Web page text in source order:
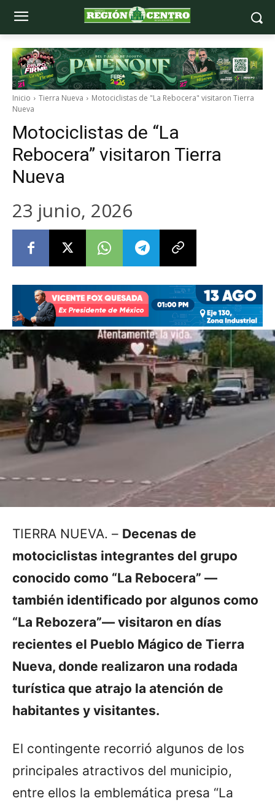
Inicio Tierra Nueva
Motociclistas de "La Rebocera" visitaron Tierra
Nueva
Motociclistas de “La
Rebocera” visitaron Tierra
Nueva
23 junio, 2026
TIERRA NUEVA. – Decenas de
motociclistas integrantes del grupo
conocido como “La Rebocera” —
también identificado por algunos como
“La Rebozera”— visitaron en días
recientes el Pueblo Mágico de Tierra
Nueva, donde realizaron una rodada
turística que atrajo la atención de
habitantes y visitantes.
El contingente recorrió algunos de los
principales atractivos del municipio,
entre ellos la emblemática presa “La